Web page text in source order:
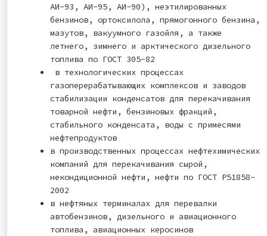
АИ-93, АИ-95, АИ-90), неэтилированных
бензинов, ортоксилола, прямогонного бензина,
мазутов, вакуумного газойля, а также
летнего, зимнего и арктического дизельного
топлива по ГОСТ 305-82
в технологических процессах
газоперерабатывающих комплексов и заводов
стабилизации конденсатов для перекачивания
товарной нефти, бензиновых фракций,
стабильного конденсата, воды с примесями
нефтепродуктов
в производственных процессах нефтехимических
компаний для перекачивания сырой,
некондиционной нефти, нефти по ГОСТ Р51858-
2002
в нефтяных терминалах для перевалки
автобензинов, дизельного и авиационного
топлива, авиационных керосинов